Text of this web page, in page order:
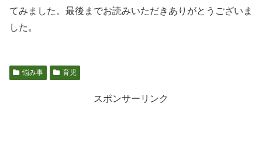
てみました。最後までお読みいただきありがとうございま
した。
悩み事 育児
スポンサーリンク